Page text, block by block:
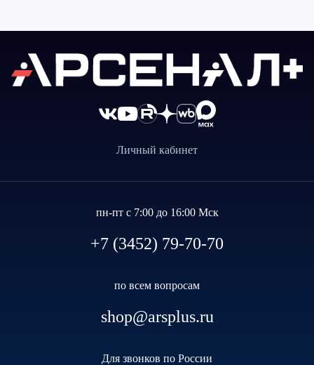
Личный кабинет
пн-пт с 7:00 до 16:00 Мск
+7 (3452) 79-70-70
по всем вопросам
shop@arsplus.ru
Для звонков по России